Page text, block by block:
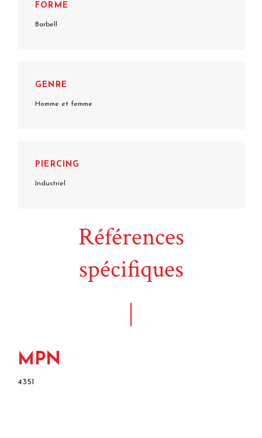
FORME
Barbell
GENRE
Homme et femme
PIERCING
Industriel
Références
spécifiques
MPN
4351